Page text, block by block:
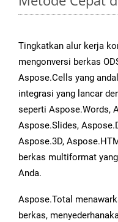
Tingkatkan alur kerja
mengonversi berkas
Aspose.Cells yang
integrasi yang lancar
seperti Aspose.Words,
Aspose.Slides,
Aspose.3D,
berkas multiformat
Anda.
Aspose.Total
berkas,